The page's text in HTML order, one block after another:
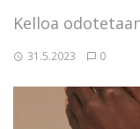
Kelloa
31.5.2023 0